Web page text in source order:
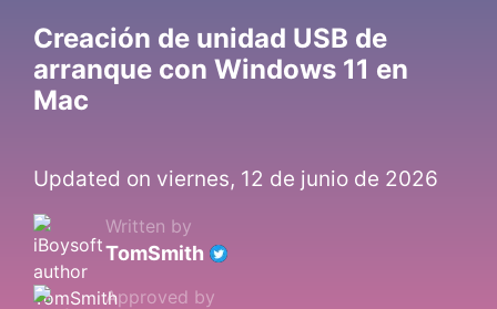
Creación de unidad USB de
arranque con Windows 11 en
Mac
Updated on viernes, 12 de junio de 2026
Written by
TomSmith
Approved by